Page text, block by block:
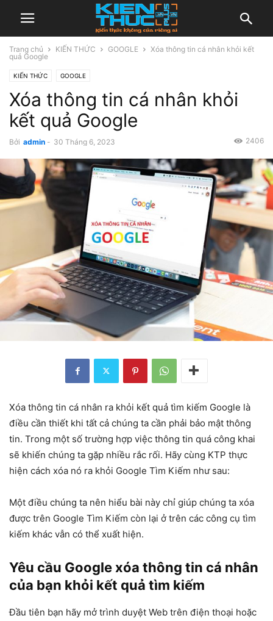
Trang chủ KIẾN THỨC GOOGLE
Xóa thông tin cá nhân khỏi kết
quả Google
KIẾN THỨC GOOGLE
Xóa thông tin cá nhân khỏi
kết quả Google
Bởi admin - 30 Tháng 6, 2023 2406
Xóa thông tin cá nhân ra khỏi kết quả tìm kiếm Google là
điều cần thiết khi tất cả chúng ta cần phải bảo mật thông
tin. Trong một số trường hợp việc thông tin quá công khai
sẽ khiến chúng ta gặp nhiều rắc rối. Hãy cùng KTP thực
hiện cách xóa nó ra khỏi Google Tìm Kiếm như sau:
Một điều chúng ta nên hiểu bài này chỉ giúp chúng ta xóa
được trên Google Tìm Kiếm còn lại ở trên các công cụ tìm
kiếm khác vẫn có thể xuất hiện.
Yêu cầu Google xóa thông tin cá nhân
của bạn khỏi kết quả tìm kiếm
Đầu tiên bạn hãy mở trình duyệt Web trên điện thoại hoặc